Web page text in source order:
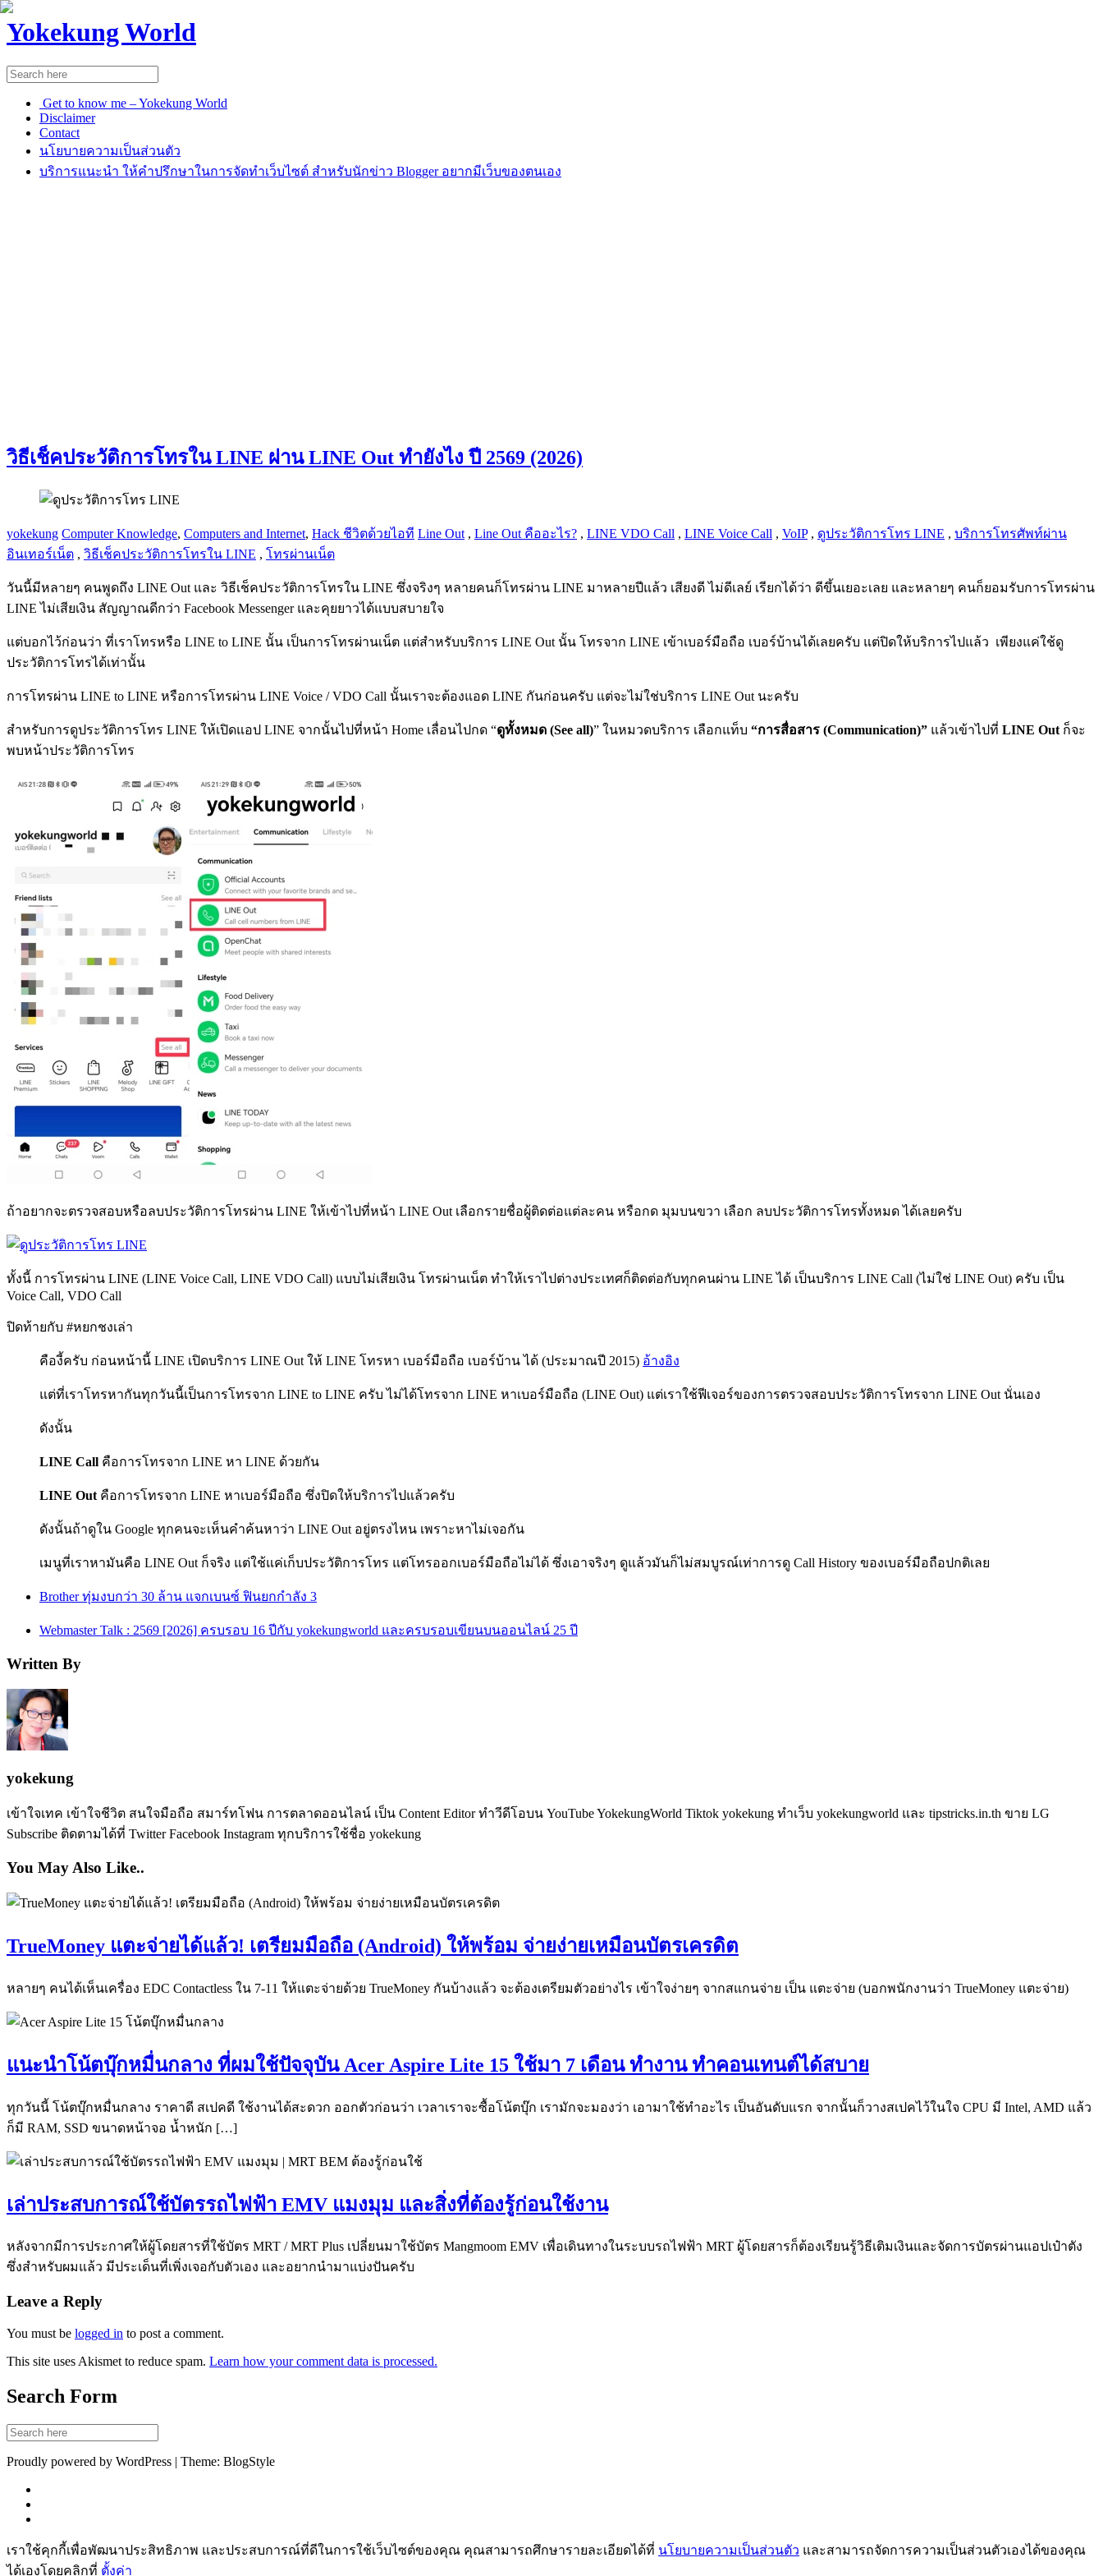
Yokekung World
Get to know me – Yokekung World
Disclaimer
Contact
นโยบายความเป็นส่วนตัว
บริการแนะนำ ให้คำปรึกษาในการจัดทำเว็บไซต์ สำหรับนักข่าว Blogger อยากมีเว็บของตนเอง
วิธีเช็คประวัติการโทรใน LINE ผ่าน LINE Out ทำยังไง ปี 2569 (2026)
yokekung Computer Knowledge, Computers and Internet, Hack ชีวิตด้วยไอที Line Out , Line Out คืออะไร? , LINE VDO Call , LINE Voice Call , VoIP, ดูประวัติการโทร LINE , บริการโทรศัพท์ผ่าน
อินเทอร์เน็ต , วิธีเช็คประวัติการโทรใน LINE , โทรผ่านเน็ต
วันนี้มีหลายๆ คนพูดถึง LINE Out และ วิธีเช็คประวัติการโทรใน LINE ซึ่งจริงๆ หลายคนก็โทรผ่าน LINE มาหลายปีแล้ว เสียงดี ไม่ดีเลย์ เรียกได้ว่า ดีขึ้นเยอะเลย และหลายๆ คนก็ยอมรับการโทรผ่าน
LINE ไม่เสียเงิน สัญญาณดีกว่า Facebook Messenger และคุยยาวได้แบบสบายใจ
แต่บอกไว้ก่อนว่า ที่เราโทรหรือ LINE to LINE นั้น เป็นการโทรผ่านเน็ต แต่สำหรับบริการ LINE Out นั้น โทรจาก LINE เข้าเบอร์มือถือ เบอร์บ้านได้เลยครับ แต่ปิดให้บริการไปแล้ว เพียงแค่ใช้ดู
ประวัติการโทรได้เท่านั้น
การโทรผ่าน LINE to LINE หรือการโทรผ่าน LINE Voice / VDO Call นั้นเราจะต้องแอด LINE กันก่อนครับ แต่จะไม่ใช่บริการ LINE Out นะครับ
สำหรับการดูประวัติการโทร LINE ให้เปิดแอป LINE จากนั้นไปที่หน้า Home เลื่อนไปกด “ดูทั้งหมด (See all)” ในหมวดบริการ เลือกแท็บ “การสื่อสาร (Communication)” แล้วเข้าไปที่ LINE Out ก็จะ
พบหน้าประวัติการโทร
ถ้าอยากจะตรวจสอบหรือลบประวัติการโทรผ่าน LINE ให้เข้าไปที่หน้า LINE Out เลือกรายชื่อผู้ติดต่อแต่ละคน หรือกด มุมบนขวา เลือก ลบประวัติการโทรทั้งหมด ได้เลยครับ
ทั้งนี้ การโทรผ่าน LINE (LINE Voice Call, LINE VDO Call) แบบไม่เสียเงิน โทรผ่านเน็ต ทำให้เราไปต่างประเทศก็ติดต่อกับทุกคนผ่าน LINE ได้ เป็นบริการ LINE Call (ไม่ใช่ LINE Out) ครับ เป็น
Voice Call, VDO Call
ปิดท้ายกับ #หยกชงเล่า
คืองี้ครับ ก่อนหน้านี้ LINE เปิดบริการ LINE Out ให้ LINE โทรหา เบอร์มือถือ เบอร์บ้าน ได้ (ประมาณปี 2015) อ้างอิง
แต่ที่เราโทรหากันทุกวันนี้เป็นการโทรจาก LINE to LINE ครับ ไม่ได้โทรจาก LINE หาเบอร์มือถือ (LINE Out) แต่เราใช้ฟีเจอร์ของการตรวจสอบประวัติการโทรจาก LINE Out นั่นเอง
ดังนั้น
LINE Call คือการโทรจาก LINE หา LINE ด้วยกัน
LINE Out คือการโทรจาก LINE หาเบอร์มือถือ ซึ่งปิดให้บริการไปแล้วครับ
ดังนั้นถ้าดูใน Google ทุกคนจะเห็นคำค้นหาว่า LINE Out อยู่ตรงไหน เพราะหาไม่เจอกัน
เมนูที่เราหามันคือ LINE Out ก็จริง แต่ใช้แค่เก็บประวัติการโทร แต่โทรออกเบอร์มือถือไม่ได้ ซึ่งเอาจริงๆ ดูแล้วมันก็ไม่สมบูรณ์เท่าการดู Call History ของเบอร์มือถือปกติเลย
Brother ทุ่มงบกว่า 30 ล้าน แจกเบนซ์ ฟินยกกำลัง 3
Webmaster Talk : 2569 [2026] ครบรอบ 16 ปีกับ yokekungworld และครบรอบเขียนบนออนไลน์ 25 ปี
Written By
yokekung
เข้าใจเทค เข้าใจชีวิต สนใจมือถือ สมาร์ทโฟน การตลาดออนไลน์ เป็น Content Editor ทำวีดีโอบน YouTube YokekungWorld Tiktok yokekung ทำเว็บ yokekungworld และ tipstricks.in.th ขาย LG
Subscribe ติดตามได้ที่ Twitter Facebook Instagram ทุกบริการใช้ชื่อ yokekung
You May Also Like..
TrueMoney แตะจ่ายได้แล้ว! เตรียมมือถือ (Android) ให้พร้อม จ่ายง่ายเหมือนบัตรเครดิต
หลายๆ คนได้เห็นเครื่อง EDC Contactless ใน 7-11 ให้แตะจ่ายด้วย TrueMoney กันบ้างแล้ว จะต้องเตรียมตัวอย่างไร เข้าใจง่ายๆ จากสแกนจ่าย เป็น แตะจ่าย (บอกพนักงานว่า TrueMoney แตะจ่าย)
แนะนำโน้ตบุ๊กหมื่นกลาง ที่ผมใช้ปัจจุบัน Acer Aspire Lite 15 ใช้มา 7 เดือน ทำงาน ทำคอนเทนต์ได้สบาย
ทุกวันนี้ โน้ตบุ๊กหมื่นกลาง ราคาดี สเปคดี ใช้งานได้สะดวก ออกตัวก่อนว่า เวลาเราจะซื้อโน้ตบุ๊ก เรามักจะมองว่า เอามาใช้ทำอะไร เป็นอันดับแรก จากนั้นก็วางสเปคไว้ในใจ CPU มี Intel, AMD แล้ว
ก็มี RAM, SSD ขนาดหน้าจอ น้ำหนัก […]
เล่าประสบการณ์ใช้บัตรรถไฟฟ้า EMV แมงมุม และสิ่งที่ต้องรู้ก่อนใช้งาน
หลังจากมีการประกาศให้ผู้โดยสารที่ใช้บัตร MRT / MRT Plus เปลี่ยนมาใช้บัตร Mangmoom EMV เพื่อเดินทางในระบบรถไฟฟ้า MRT ผู้โดยสารก็ต้องเรียนรู้วิธีเติมเงินและจัดการบัตรผ่านแอปเป๋าตัง
ซึ่งสำหรับผมแล้ว มีประเด็นที่เพิ่งเจอกับตัวเอง และอยากนำมาแบ่งปันครับ
Leave a Reply
You must be logged in to post a comment.
This site uses Akismet to reduce spam. Learn how your comment data is processed.
Search Form
Proudly powered by WordPress | Theme: BlogStyle
เราใช้คุกกี้เพื่อพัฒนาประสิทธิภาพ และประสบการณ์ที่ดีในการใช้เว็บไซต์ของคุณ คุณสามารถศึกษารายละเอียดได้ที่ นโยบายความเป็นส่วนตัว และสามารถจัดการความเป็นส่วนตัวเองได้ของคุณ
ได้เองโดยคลิกที่ ตั้งค่า